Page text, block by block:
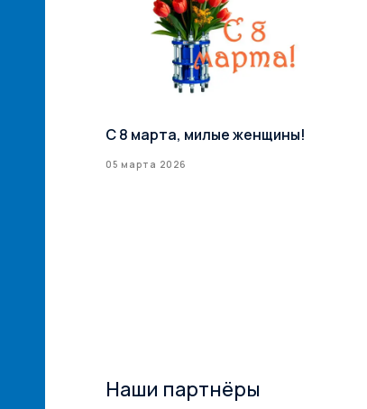
С 8 марта, милые женщины!
05 марта 2026
Наши партнёры